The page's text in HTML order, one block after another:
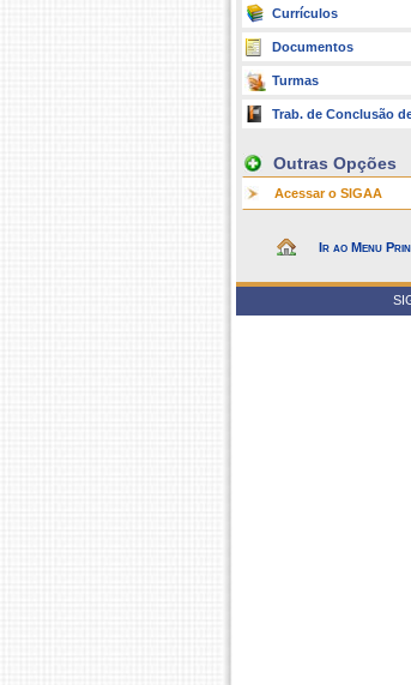
Currículos
Documentos
Turmas
Trab. de Conclusão
Outras Opções
Acessar o SIGAA
Ir ao Menu